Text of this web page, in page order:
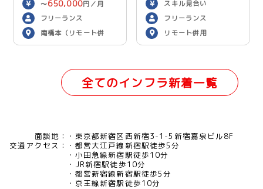
〜650,000円／月
フリーランス
南橋本（リモート併
用）
スキル見合い
フリーランス
リモート併用
全てのインフラ新着一覧
面談地：
東京都新宿区西新宿3-1-5新宿嘉泉ビル8F
交通アクセス：
都営大江戸線新宿駅徒歩5分
小田急線新宿駅徒歩10分
JR新宿駅徒歩10分
都営新宿線新宿駅徒歩5分
京王線新宿駅徒歩10分